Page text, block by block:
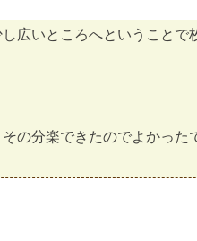
広いところへということで
の分楽できたのでよかった